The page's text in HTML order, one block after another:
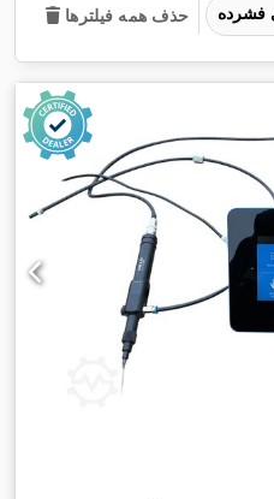
حذف همه فیلترها